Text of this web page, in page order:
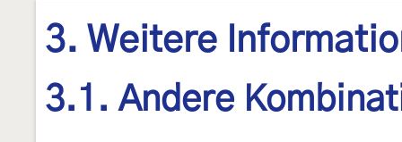
3. Weitere
3.1. Andere